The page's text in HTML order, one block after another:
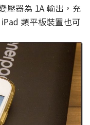
壓器為 1A 輸出，充
類平板裝置也可